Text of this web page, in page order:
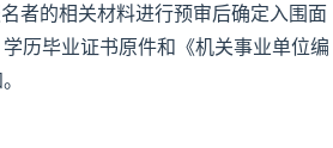
者的相关材料进行预审后确定入围面
历毕业证书原件和《机关事业单位编